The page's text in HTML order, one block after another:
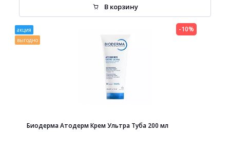
В корзину
акция
выгодно
Биодерма Атодерм Крем Ультра Туба 200 мл
-10%